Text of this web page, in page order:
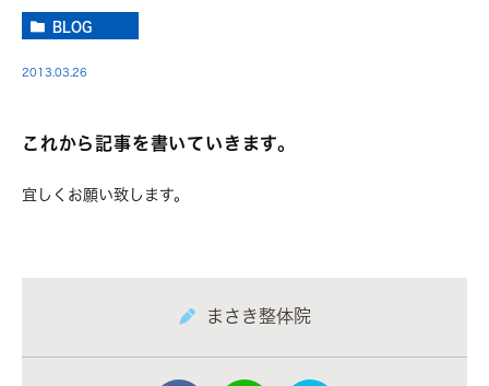
BLOG
2013.03.26
これから記事を書いていきます。
宜しくお願い致します。
まさき整体院